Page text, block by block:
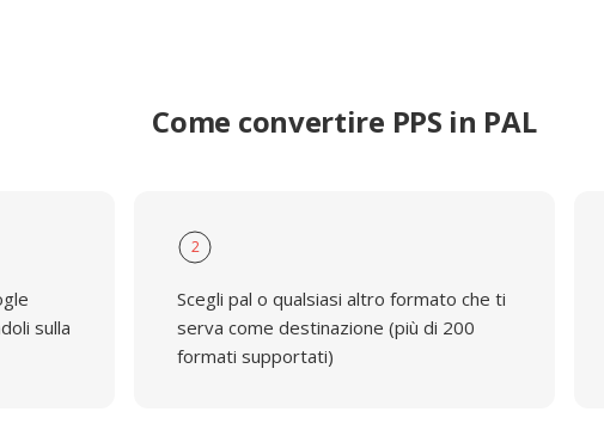
Come convertire PPS in PAL
sulla
2
Scegli pal o qualsiasi altro formato che ti
serva come destinazione (più di 200
formati supportati)